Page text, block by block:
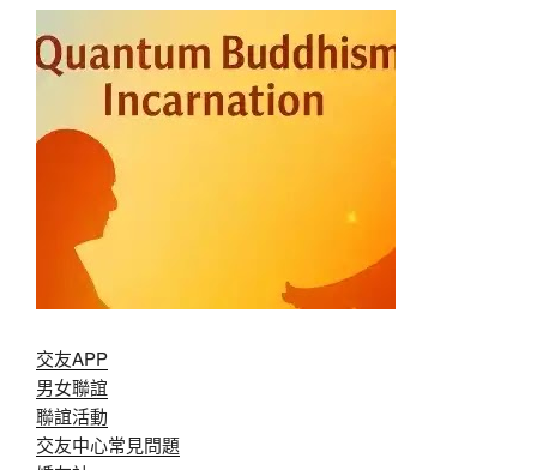
交友APP
男女聯誼
聯誼活動
交友中心常見問題